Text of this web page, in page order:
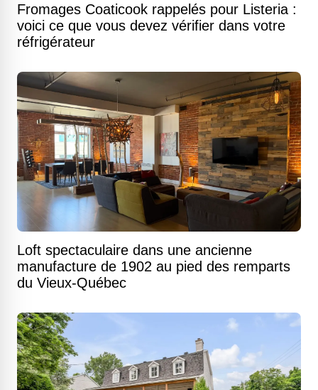
Fromages Coaticook rappelés pour Listeria :
voici ce que vous devez vérifier dans votre
réfrigérateur
Loft spectaculaire dans une ancienne
manufacture de 1902 au pied des remparts
du Vieux-Québec